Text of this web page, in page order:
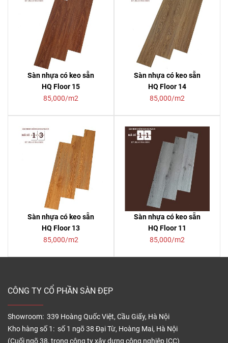
Sàn nhựa có keo sẵn
HQ Floor 15
85,000/m2
Sàn nhựa có keo sẵn
HQ Floor 14
85,000/m2
Sàn nhựa có keo sẵn
HQ Floor 13
85,000/m2
Sàn nhựa có keo sẵn
HQ Floor 11
85,000/m2
CÔNG TY CỔ PHẦN SÀN ĐẸP
Showroom: 339 Hoàng Quốc Việt, Cầu Giấy, Hà Nội
Kho hàng số 1: số 1 ngõ 38 Đại Từ, Hoàng Mai, Hà Nội
(Cuối ngõ 38, trong công ty xây dựng công nghiệp ICC)